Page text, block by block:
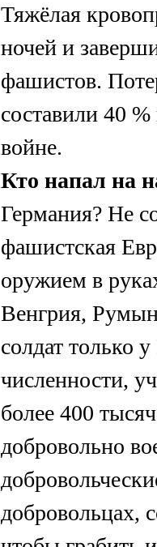
Тяжёлая
ночей и
фашистов.
составили 40
войне.
Кто напал на
Германия? Не
фашистская
оружием в
Венгрия,
солдат только
численности,
более 400
добровольно
добровольцах,